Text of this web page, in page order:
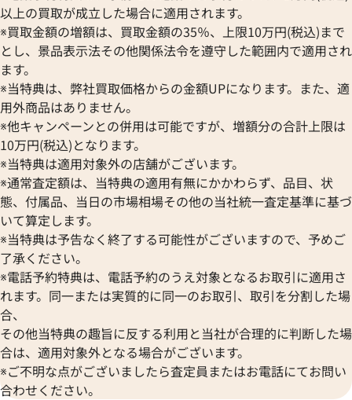
ロイヤルオーク オフショア
26420SO.OO.A002CA.01
格
日時点の参考買取価格です
オーデマ ピゲ ロイヤルオー
クロノグラフ
参考買取価格
※2026年1月27日時点の参考
以上の買取が成立した場合に適用されます。
※買取金額の増額は、買取金額の35％、上限10万円(税込)まで
とし、景品表示法その他関係法令を遵守した範囲内で適用され
ます。
※当特典は、弊社買取価格からの金額UPになります。また、適
用外商品はありません。
※他キャンペーンとの併用は可能ですが、増額分の合計上限は
10万円(税込)となります。
※当特典は適用対象外の店舗がございます。
※通常査定額は、当特典の適用有無にかかわらず、品目、状
態、付属品、当日の市場相場その他の当社統一査定基準に基づ
いて算定します。
※当特典は予告なく終了する可能性がございますので、予めご
了承ください。
※電話予約特典は、電話予約のうえ対象となるお取引に適用さ
れます。同一または実質的に同一のお取引、取引を分割した場
合、
その他当特典の趣旨に反する利用と当社が合理的に判断した場
合は、適用対象外となる場合がございます。
※ご不明な点がございましたら査定員またはお電話にてお問い
合わせください。